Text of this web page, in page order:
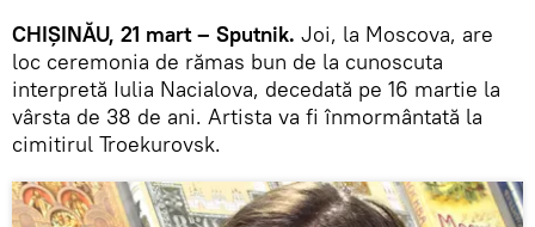
CHIȘINĂU, 21 mart – Sputnik. Joi, la Moscova, are
loc ceremonia de rămas bun de la cunoscuta
interpretă Iulia Nacialova, decedată pe 16 martie la
vârsta de 38 de ani. Artista va fi înmormântată la
cimitirul Troekurovsk.